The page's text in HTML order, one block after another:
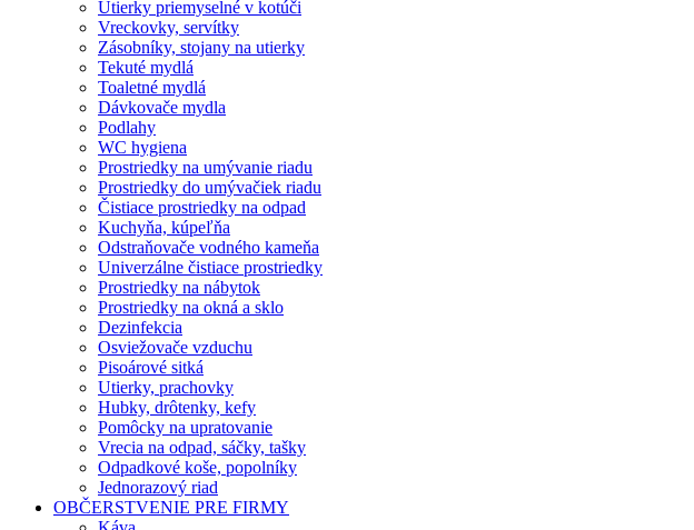
Utierky priemyselné v kotúči
Vreckovky, servítky
Zásobníky, stojany na utierky
Tekuté mydlá
Toaletné mydlá
Dávkovače mydla
Podlahy
WC hygiena
Prostriedky na umývanie riadu
Prostriedky do umývačiek riadu
Čistiace prostriedky na odpad
Kuchyňa, kúpeľňa
Odstraňovače vodného kameňa
Univerzálne čistiace prostriedky
Prostriedky na nábytok
Prostriedky na okná a sklo
Dezinfekcia
Osviežovače vzduchu
Pisoárové sitká
Utierky, prachovky
Hubky, drôtenky, kefy
Pomôcky na upratovanie
Vrecia na odpad, sáčky, tašky
Odpadkové koše, popolníky
Jednorazový riad
OBČERSTVENIE PRE FIRMY